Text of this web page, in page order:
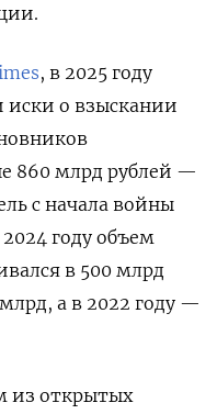
, в 2025 году
иски о взыскании
860 млрд рублей —
с начала войны
году объем
в 500 млрд
а в 2022 году —
из открытых